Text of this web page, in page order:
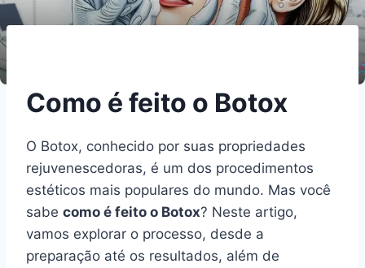
Como é feito o Botox
O Botox, conhecido por suas propriedades
rejuvenescedoras, é um dos procedimentos
estéticos mais populares do mundo. Mas você
sabe como é feito o Botox? Neste artigo,
vamos explorar o processo, desde a
preparação até os resultados, além de